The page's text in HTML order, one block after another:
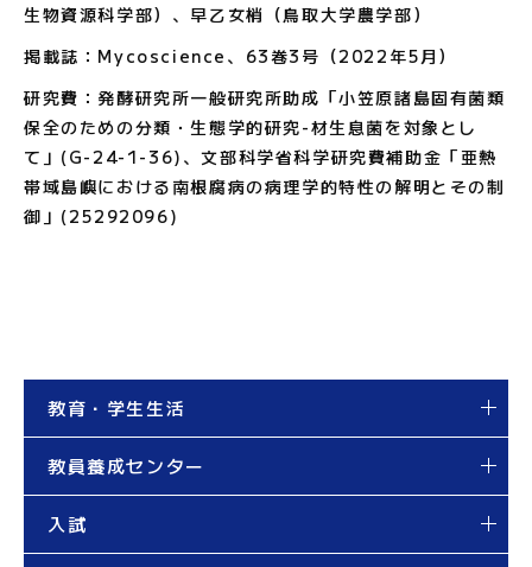
教育・学生生活
教員養成センター
入試
生物資源科学部）、早乙女梢（鳥取大学農学部）
掲載誌： Mycoscience、63巻3号（2022年5月）
研究費：発酵研究所一般研究所助成「小笠原諸島固有菌類
保全のための分類・生態学的研究-材生息菌を対象とし
て」(G-24-1-36)、文部科学省科学研究費補助金「亜熱
帯域島嶼における南根腐病の病理学的特性の解明とその制
御」(25292096)